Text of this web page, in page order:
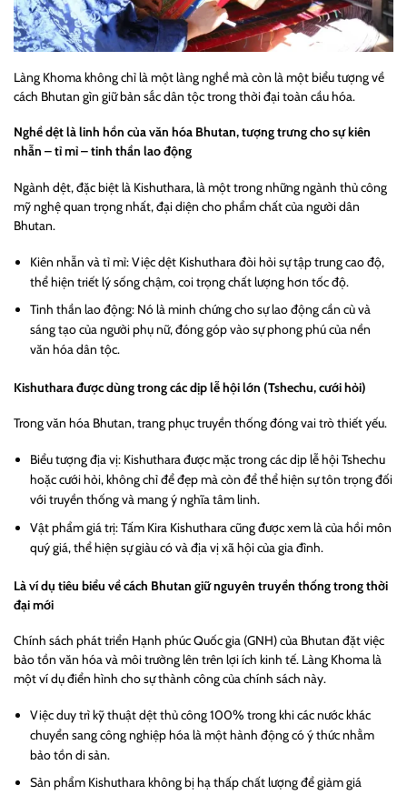
Làng Khoma không chỉ là một làng nghề mà còn là một biểu tượng về
cách Bhutan gìn giữ bản sắc dân tộc trong thời đại toàn cầu hóa.
Nghề dệt là linh hồn của văn hóa Bhutan, tượng trưng cho sự kiên
nhẫn – tỉ mỉ – tinh thần lao động
Ngành dệt, đặc biệt là Kishuthara, là một trong những ngành thủ công
mỹ nghệ quan trọng nhất, đại diện cho phẩm chất của người dân
Bhutan.
Kiên nhẫn và tỉ mỉ: Việc dệt Kishuthara đòi hỏi sự tập trung cao độ,
thể hiện triết lý sống chậm, coi trọng chất lượng hơn tốc độ.
Tinh thần lao động: Nó là minh chứng cho sự lao động cần cù và
sáng tạo của người phụ nữ, đóng góp vào sự phong phú của nền
văn hóa dân tộc.
Kishuthara được dùng trong các dịp lễ hội lớn (Tshechu, cưới hỏi)
Trong văn hóa Bhutan, trang phục truyền thống đóng vai trò thiết yếu.
Biểu tượng địa vị: Kishuthara được mặc trong các dịp lễ hội Tshechu
hoặc cưới hỏi, không chỉ để đẹp mà còn để thể hiện sự tôn trọng đối
với truyền thống và mang ý nghĩa tâm linh.
Vật phẩm giá trị: Tấm Kira Kishuthara cũng được xem là của hồi môn
quý giá, thể hiện sự giàu có và địa vị xã hội của gia đình.
Là ví dụ tiêu biểu về cách Bhutan giữ nguyên truyền thống trong thời
đại mới
Chính sách phát triển Hạnh phúc Quốc gia (GNH) của Bhutan đặt việc
bảo tồn văn hóa và môi trường lên trên lợi ích kinh tế. Làng Khoma là
một ví dụ điển hình cho sự thành công của chính sách này.
Việc duy trì kỹ thuật dệt thủ công 100% trong khi các nước khác
chuyển sang công nghiệp hóa là một hành động có ý thức nhằm
bảo tồn di sản.
Sản phẩm Kishuthara không bị hạ thấp chất lượng để giảm giá